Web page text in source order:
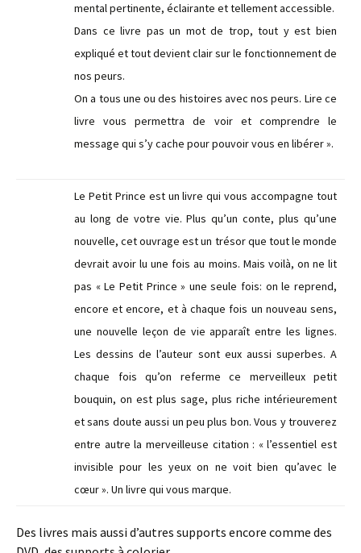
mental pertinente, éclairante et tellement accessible.
Dans ce livre pas un mot de trop, tout y est bien
expliqué et tout devient clair sur le fonctionnement de
nos peurs.
On a tous une ou des histoires avec nos peurs. Lire ce
livre vous permettra de voir et comprendre le
message qui s’y cache pour pouvoir vous en libérer ».
Le Petit Prince est un livre qui vous accompagne tout
au long de votre vie. Plus qu’un conte, plus qu’une
nouvelle, cet ouvrage est un trésor que tout le monde
devrait avoir lu une fois au moins. Mais voilà, on ne lit
pas « Le Petit Prince » une seule fois: on le reprend,
encore et encore, et à chaque fois un nouveau sens,
une nouvelle leçon de vie apparaît entre les lignes.
Les dessins de l’auteur sont eux aussi superbes. A
chaque fois qu’on referme ce merveilleux petit
bouquin, on est plus sage, plus riche intérieurement
et sans doute aussi un peu plus bon. Vous y trouverez
entre autre la merveilleuse citation : « l’essentiel est
invisible pour les yeux on ne voit bien qu’avec le
cœur ». Un livre qui vous marque.
Des livres mais aussi d’autres supports encore comme des